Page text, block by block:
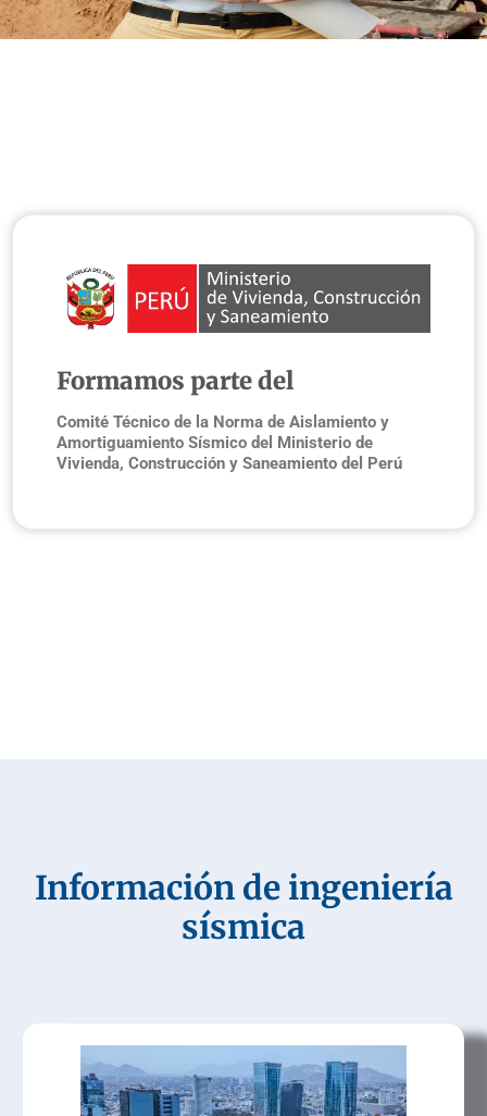
Formamos parte del
Comité Técnico de la Norma de Aislamiento y
Amortiguamiento Sísmico del Ministerio de
Vivienda, Construcción y Saneamiento del Perú
Información de ingeniería
sísmica